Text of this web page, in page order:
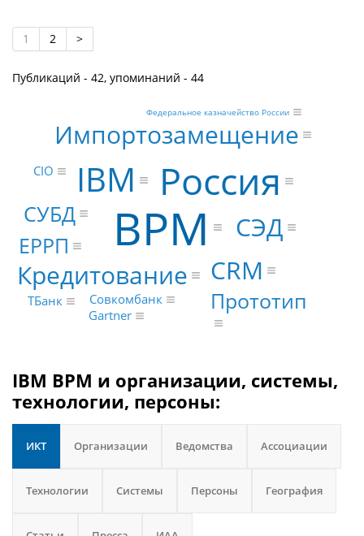
1 2 >
Публикаций - 42, упоминаний - 44
BPM
Россия
IBM
Кредитование
Импортозамещение
CRM
СЭД
СУБД
ЕРРП
Прототип
ТБанк Совкомбанк
CIO
Gartner
Федеральное казначейство России
IBM BPM и организации, системы,
технологии, персоны:
ИКТ Организации Ведомства Ассоциации
Технологии Системы Персоны География